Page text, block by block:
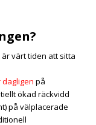
värt tiden att sitta
dagligen på
ökad räckvidd
på välplacerade